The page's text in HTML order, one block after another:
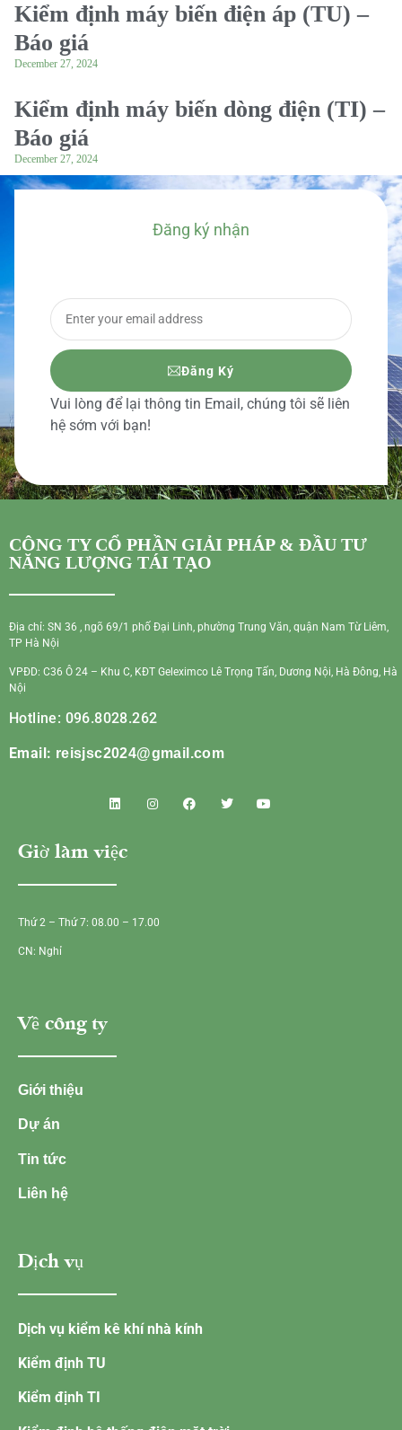
Kiểm định máy biến điện áp (TU) –
Báo giá
December 27, 2024
Kiểm định máy biến dòng điện (TI) –
Báo giá
December 27, 2024
Đăng ký nhận
Đăng Ký
Vui lòng để lại thông tin Email, chúng tôi sẽ liên
hệ sớm với bạn!
CÔNG TY CỔ PHẦN GIẢI PHÁP & ĐẦU TƯ
NĂNG LƯỢNG TÁI TẠO
Địa chỉ: SN 36 , ngõ 69/1 phố Đại Linh, phường Trung Văn, quận Nam Từ Liêm,
TP Hà Nội
VPĐD: C36 Ô 24 – Khu C, KĐT Geleximco Lê Trọng Tấn, Dương Nội, Hà Đông, Hà
Nội
Hotline: 096.8028.262
Email: reisjsc2024@gmail.com
Giờ làm việc
Thứ 2 – Thứ 7: 08.00 – 17.00
CN: Nghỉ
Về công ty
Giới thiệu
Dự án
Tin tức
Liên hệ
Dịch vụ
Dịch vụ kiểm kê khí nhà kính
Kiểm định TU
Kiểm định TI